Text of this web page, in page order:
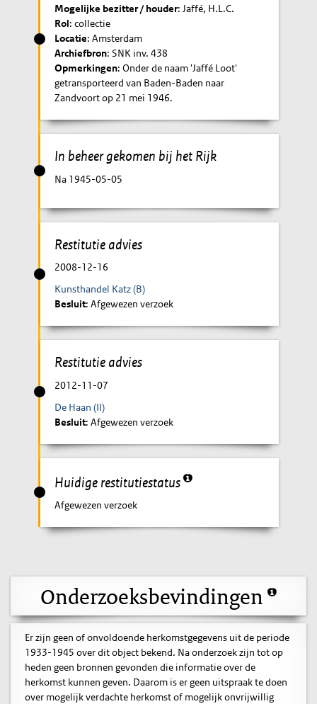
Mogelijke bezitter / houder: Jaffé, H.L.C.
Rol: collectie
Locatie: Amsterdam
Archiefbron: SNK inv. 438
Opmerkingen: Onder de naam 'Jaffé Loot'
getransporteerd van Baden-Baden naar
Zandvoort op 21 mei 1946.
In beheer gekomen bij het Rijk
Na 1945-05-05
Restitutie advies
2008-12-16
Kunsthandel Katz (B)
Besluit: Afgewezen verzoek
Restitutie advies
2012-11-07
De Haan (II)
Besluit: Afgewezen verzoek
Huidige restitutiestatus
Afgewezen verzoek
Onderzoeksbevindingen
Er zijn geen of onvoldoende herkomstgegevens uit de periode
1933-1945 over dit object bekend. Na onderzoek zijn tot op
heden geen bronnen gevonden die informatie over de
herkomst kunnen geven. Daarom is er geen uitspraak te doen
over mogelijk verdachte herkomst of mogelijk onvrijwillig